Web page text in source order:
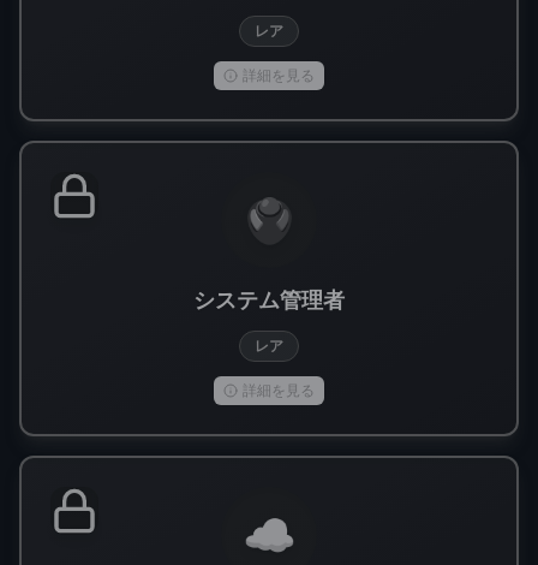
レア
詳細を見る
🖲️
システム管理者
レア
詳細を見る
☁️